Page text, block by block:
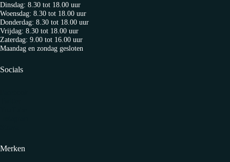
Dinsdag: 8.30 tot 18.00 uur
Woensdag: 8.30 tot 18.00 uur
Donderdag: 8.30 tot 18.00 uur
Vrijdag: 8.30 tot 18.00 uur
Zaterdag: 9.00 tot 16.00 uur
Maandag en zondag gesloten
Socials
Merken